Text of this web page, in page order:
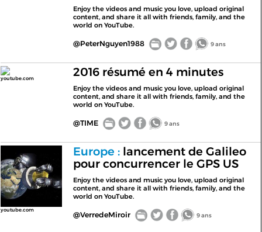
Enjoy the videos and music you love, upload original
content, and share it all with friends, family, and the
world on YouTube.
@PeterNguyen1988 9 ans
youtube.com 2016 résumé en 4 minutes
Enjoy the videos and music you love, upload original
content, and share it all with friends, family, and the
world on YouTube.
@TIME 9 ans
youtube.com
Europe :lancement de Galileo
pour concurrencer le GPS US
Enjoy the videos and music you love, upload original
content, and share it all with friends, family, and the
world on YouTube.
@VerredeMiroir 9 ans